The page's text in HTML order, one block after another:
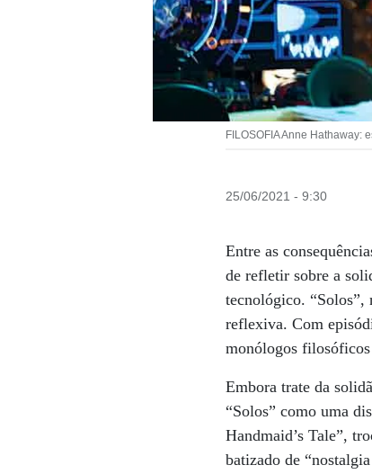
FILOSOFIA Anne
25/06/2021 - 9:30
Entre as
de refletir sobre a
tecnológico. “Solos”,
reflexiva. Com
monólogos
Embora trate da
“Solos” como uma
Handmaid’s Tale”,
batizado de